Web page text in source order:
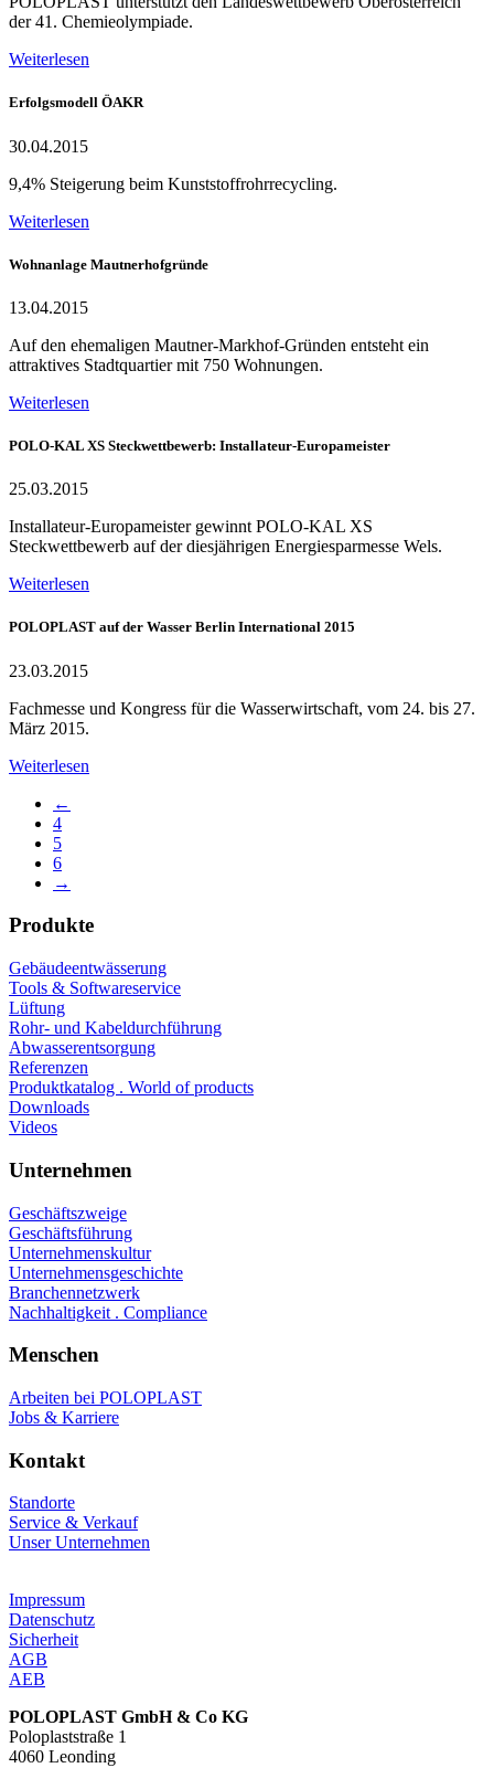
der 41. Chemieolympiade.
Weiterlesen
Erfolgsmodell ÖAKR
30.04.2015
9,4% Steigerung beim Kunststoffrohrrecycling.
Weiterlesen
Wohnanlage Mautnerhofgründe
13.04.2015
Auf den ehemaligen Mautner-Markhof-Gründen entsteht ein
attraktives Stadtquartier mit 750 Wohnungen.
Weiterlesen
POLO-KAL XS Steckwettbewerb: Installateur-Europameister
25.03.2015
Installateur-Europameister gewinnt POLO-KAL XS
Steckwettbewerb auf der diesjährigen Energiesparmesse Wels.
Weiterlesen
POLOPLAST auf der Wasser Berlin International 2015
23.03.2015
Fachmesse und Kongress für die Wasserwirtschaft, vom 24. bis 27.
März 2015.
Weiterlesen
←
4
5
6
→
Produkte
Gebäudeentwässerung
Tools & Softwareservice
Lüftung
Rohr- und Kabeldurchführung
Abwasserentsorgung
Referenzen
Produktkatalog . World of products
Downloads
Videos
Unternehmen
Geschäftszweige
Geschäftsführung
Unternehmenskultur
Unternehmensgeschichte
Branchennetzwerk
Nachhaltigkeit . Compliance
Menschen
Arbeiten bei POLOPLAST
Jobs & Karriere
Kontakt
Standorte
Service & Verkauf
Unser Unternehmen
Impressum
Datenschutz
Sicherheit
AGB
AEB
POLOPLAST GmbH & Co KG
Poloplaststraße 1
4060 Leonding